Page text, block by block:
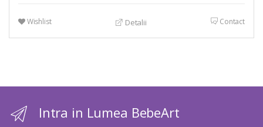
Wishlist Detalii Contact
Intra in Lumea BebeArt